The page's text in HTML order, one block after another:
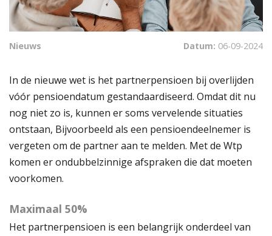
Nieuws Datum: 06-09-2024
In de nieuwe wet is het partnerpensioen bij overlijden
vóór pensioendatum gestandaardiseerd. Omdat dit nu
nog niet zo is, kunnen er soms vervelende situaties
ontstaan, Bijvoorbeeld als een pensioendeelnemer is
vergeten om de partner aan te melden. Met de Wtp
komen er ondubbelzinnige afspraken die dat moeten
voorkomen.
Maximaal 50%
Het partnerpensioen is een belangrijk onderdeel van